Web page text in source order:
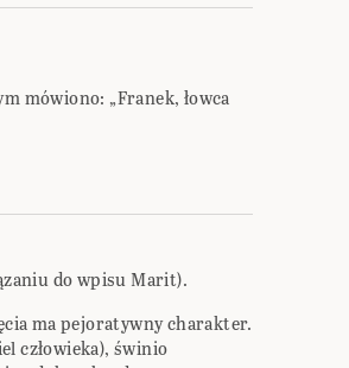
mówiono: „Franek, łowca
do wpisu Marit).
ma pejoratywny charakter.
człowieka), świnio